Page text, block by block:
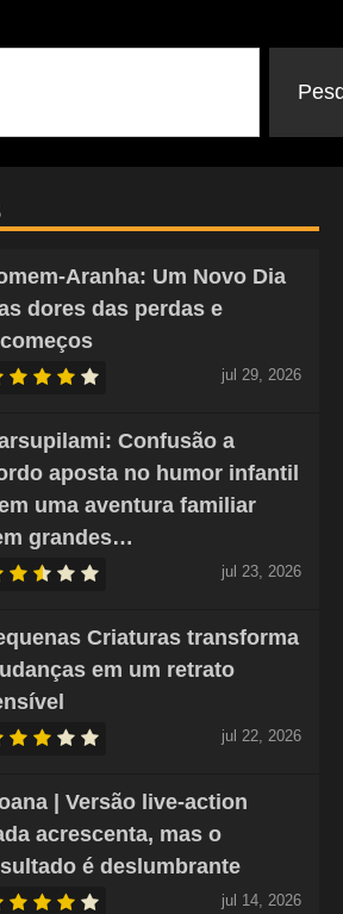
Aranha: Um Novo Dia
dores das perdas e
jul 29, 2026
Confusão a
aposta no humor infantil
uma aventura familiar
grandes…
jul 23, 2026
Criaturas transforma
em um retrato
jul 22, 2026
| Versão live-action
acrescenta, mas o
é deslumbrante
jul 14, 2026